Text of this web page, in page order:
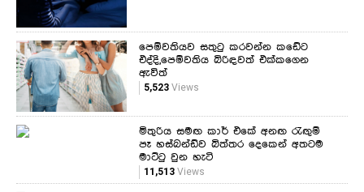
පෙම්වතියව සතුටු කරවන්න කඩේට
එද්දි,පෙම්වතිය බිරිඳවත් එක්කගෙන
ඇවිත්
5,523Views
මිතුරිය සමඟ කාර් එකේ අනඟ රැඟුම්
පෑ හස්බන්ඩ්ව බිත්තර දෙකෙන් අතටම
මාට්ටු වුන හැටි
11,513Views